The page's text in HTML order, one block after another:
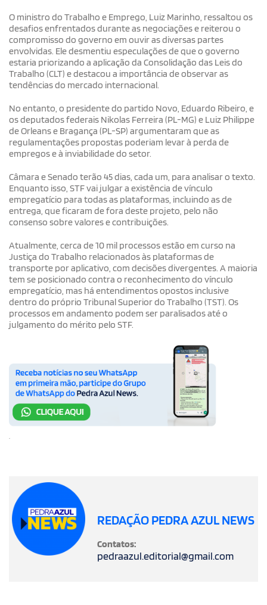
O ministro do Trabalho e Emprego, Luiz Marinho, ressaltou os
desafios enfrentados durante as negociações e reiterou o
compromisso do governo em ouvir as diversas partes
envolvidas. Ele desmentiu especulações de que o governo
estaria priorizando a aplicação da Consolidação das Leis do
Trabalho (CLT) e destacou a importância de observar as
tendências do mercado internacional.
No entanto, o presidente do partido Novo, Eduardo Ribeiro, e
os deputados federais Nikolas Ferreira (PL-MG) e Luiz Philippe
de Orleans e Bragança (PL-SP) argumentaram que as
regulamentações propostas poderiam levar à perda de
empregos e à inviabilidade do setor.
Câmara e Senado terão 45 dias, cada um, para analisar o texto.
Enquanto isso, STF vai julgar a existência de vínculo
empregatício para todas as plataformas, incluindo as de
entrega, que ficaram de fora deste projeto, pelo não
consenso sobre valores e contribuições.
Atualmente, cerca de 10 mil processos estão em curso na
Justiça do Trabalho relacionados às plataformas de
transporte por aplicativo, com decisões divergentes. A maioria
tem se posicionado contra o reconhecimento do vínculo
empregatício, mas há entendimentos opostos inclusive
dentro do próprio Tribunal Superior do Trabalho (TST). Os
processos em andamento podem ser paralisados até o
julgamento do mérito pelo STF.
.
REDAÇÃO PEDRA AZUL NEWS
Contatos:
pedraazul.editorial@gmail.com